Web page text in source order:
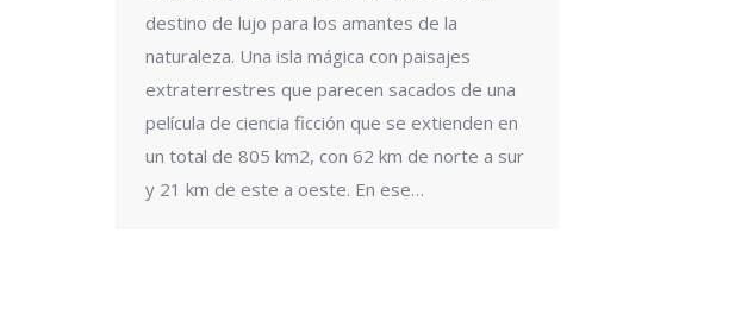
destino de lujo para los amantes de la
naturaleza. Una isla mágica con paisajes
extraterrestres que parecen sacados de una
película de ciencia ficción que se extienden en
un total de 805 km2, con 62 km de norte a sur
y 21 km de este a oeste. En ese…